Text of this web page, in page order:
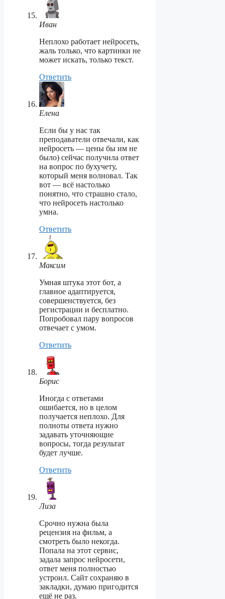
Иван
Неплохо работает нейросеть,
жаль только, что картинки не
может искать, только текст.
Ответить
Елена
Если бы у нас так
преподаватели отвечали, как
нейросеть — цены бы им не
было) сейчас получила ответ
на вопрос по бухучету,
который меня волновал. Так
вот — всё настолько
понятно, что страшно стало,
что нейросеть настолько
умна.
Ответить
Максим
Умная штука этот бот, а
главное адаптируется,
совершенствуется, без
регистрации и бесплатно.
Попробовал пару вопросов
отвечает с умом.
Ответить
Борис
Иногда с ответами
ошибается, но в целом
получается неплохо. Для
полноты ответа нужно
задавать уточняющие
вопросы, тогда результат
будет лучше.
Ответить
Лиза
Срочно нужна была
рецензия на фильм, а
смотреть было некогда.
Попала на этот сервис,
задала запрос нейросети,
ответ меня полностью
устроил. Сайт сохраняю в
закладки, думаю пригодится
ещё не раз.